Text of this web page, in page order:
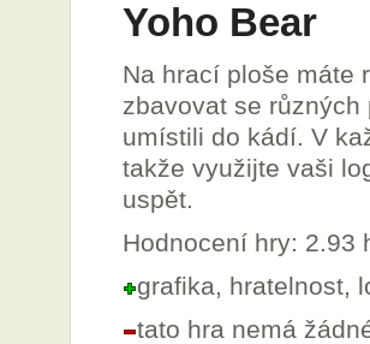
Yoho Bear
Na hrací ploše máte
zbavovat se
umístili do kádí. V
takže využijte vaši
uspět.
Hodnocení hry: 2.93
grafika, hratelnost,
tato hra nemá